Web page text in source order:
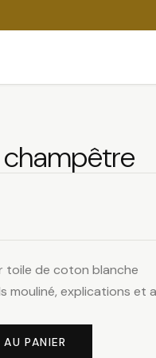
toile de coton blanche
explications et
PANIER